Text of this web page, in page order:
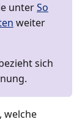
unterSo
weiter
sich
welche